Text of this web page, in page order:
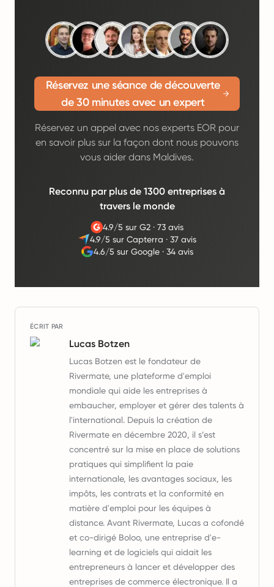
Réservez une séance de découverte
de 30 minutes avec un expert
Réservez un appel avec nos experts EOR pour
en savoir plus sur la façon dont nous pouvons
vous aider dans Maldives.
Reconnu par plus de 1300 entreprises à
travers le monde
4.9/5 sur G2 ·73 avis
4.9/5 sur Capterra ·37 avis
4.6/5 sur Google· 34 avis
ÉCRIT PAR
Lucas Botzen
Lucas Botzen est le fondateur de
Rivermate, une plateforme d'emploi
mondiale qui aide les entreprises à
embaucher, employer et gérer des talents à
l'international. Depuis la création de
Rivermate en décembre 2020, il s’est
concentré sur la mise en place de solutions
pratiques qui simplifient la paie
internationale, les avantages sociaux, les
impôts, les contrats et la conformité en
matière d'emploi pour les équipes à
distance. Avant Rivermate, Lucas a cofondé
et co-dirigé Boloo, une entreprise d'e-
learning et de logiciels qui aidait les
entrepreneurs à lancer et développer des
entreprises de commerce électronique. Il a